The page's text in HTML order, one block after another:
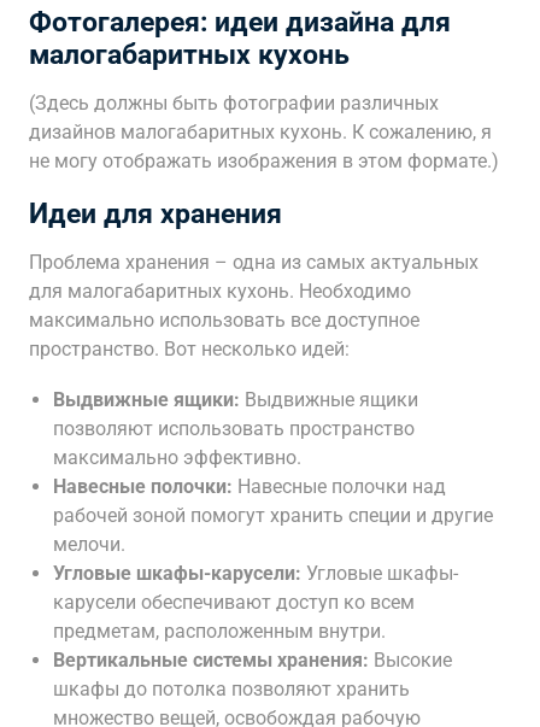
Фотогалерея: идеи дизайна для
малогабаритных кухонь
(Здесь должны быть фотографии различных
дизайнов малогабаритных кухонь. К сожалению, я
не могу отображать изображения в этом формате.)
Идеи для хранения
Проблема хранения – одна из самых актуальных
для малогабаритных кухонь. Необходимо
максимально использовать все доступное
пространство. Вот несколько идей:
Выдвижные ящики: Выдвижные ящики
позволяют использовать пространство
максимально эффективно.
Навесные полочки: Навесные полочки над
рабочей зоной помогут хранить специи и другие
мелочи.
Угловые шкафы-карусели: Угловые шкафы-
карусели обеспечивают доступ ко всем
предметам, расположенным внутри.
Вертикальные системы хранения: Высокие
шкафы до потолка позволяют хранить
множество вещей, освобождая рабочую